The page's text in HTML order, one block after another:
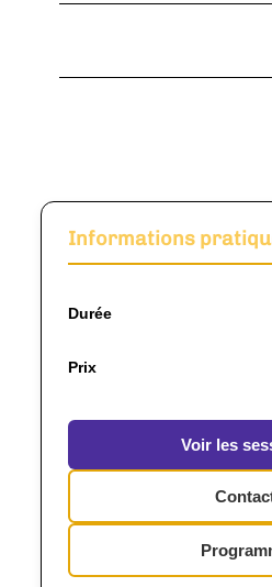
Informations
Durée
Prix
Voir les